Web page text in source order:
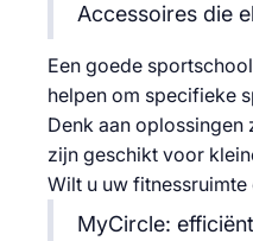
Accessoires die
Een goede
helpen om specifieke
Denk aan
zijn geschikt voor
Wilt u uw
MyCircle: